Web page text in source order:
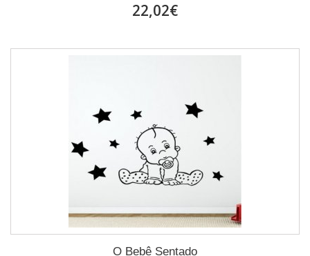
22,02€
O Bebê Sentado